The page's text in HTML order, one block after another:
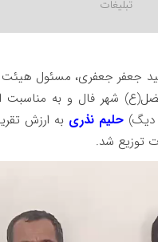
جعفر جعفری، مسئول
شهر فال و به
حلیم نذریبه ارزش
توزیع شد.